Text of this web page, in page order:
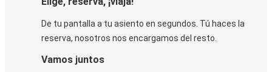
De tu pantalla a tu asiento en segundos. Tú haces la
reserva, nosotros nos encargamos del resto.
Vamos juntos